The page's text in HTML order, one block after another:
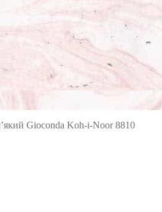
Gioconda Koh-i-Noor 8810